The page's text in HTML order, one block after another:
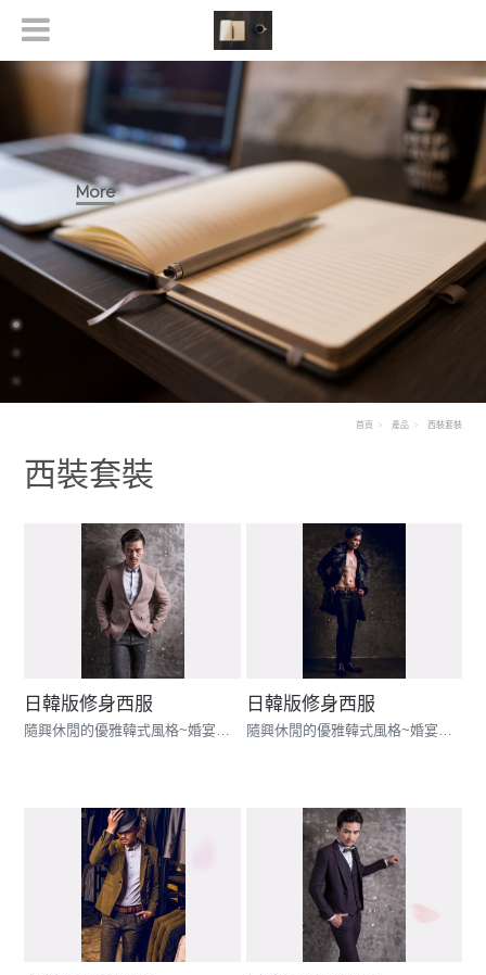
More
首頁 產品 西裝套裝
西裝套裝
日韓版修身西服 日韓版修身西服
隨興休閒的優雅韓式風格~婚宴配搭的最佳範例